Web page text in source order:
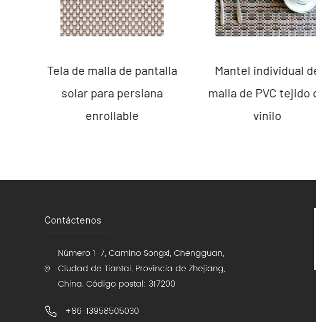
Tela de malla de pantalla
solar para persiana
enrollable
Mantel individual
malla de PVC tejido
vinilo
Contáctenos
Número 1-7, Camino Songxi, Chengguan,
Ciudad de Tiantai, Provincia de Zhejiang,
China. Código postal: 317200
+86-13958505030